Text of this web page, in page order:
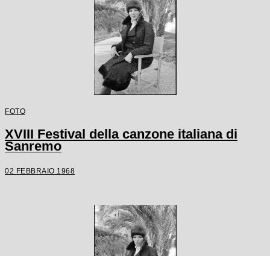
FOTO
XVIII Festival della canzone italiana di
Sanremo
02 FEBBRAIO 1968